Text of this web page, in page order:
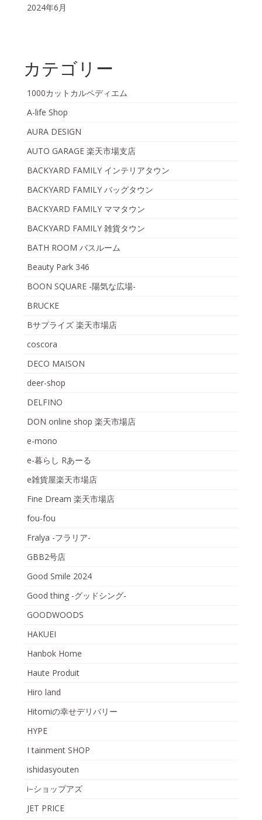
2024年6月
カテゴリー
1000カットカルペディエム
A-life Shop
AURA DESIGN
AUTO GARAGE 楽天市場支店
BACKYARD FAMILY インテリアタウン
BACKYARD FAMILY バッグタウン
BACKYARD FAMILY ママタウン
BACKYARD FAMILY 雑貨タウン
BATH ROOM バスルーム
Beauty Park 346
BOON SQUARE -陽気な広場-
BRUCKE
Bサプライズ 楽天市場店
coscora
DECO MAISON
deer-shop
DELFINO
DON online shop 楽天市場店
e-mono
e-暮らし Rあーる
e雑貨屋楽天市場店
Fine Dream 楽天市場店
fou-fou
Fralya -フラリア-
GBB2号店
Good Smile 2024
Good thing -グッドシング-
GOODWOODS
HAKUEI
Hanbok Home
Haute Produit
Hiro land
Hitomiの幸せデリバリー
HYPE
I tainment SHOP
ishidasyouten
i−ショップアズ
JET PRICE